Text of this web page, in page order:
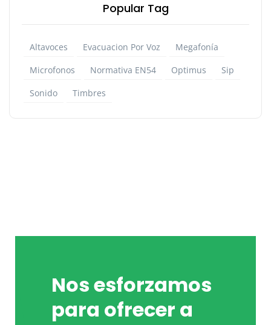
Popular Tag
Altavoces Evacuacion Por Voz
Megafonía
Microfonos
Normativa EN54 Optimus
Sip
Sonido
Timbres
Nos esforzamos
para ofrecer a